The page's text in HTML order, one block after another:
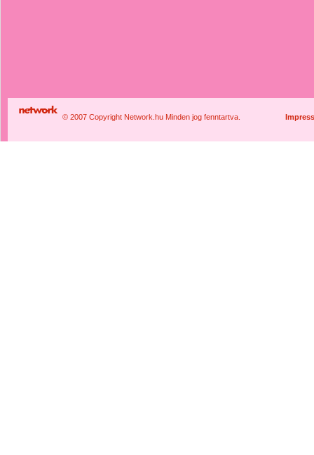
© 2007 Copyright Network.hu Minden jog fenntartva.